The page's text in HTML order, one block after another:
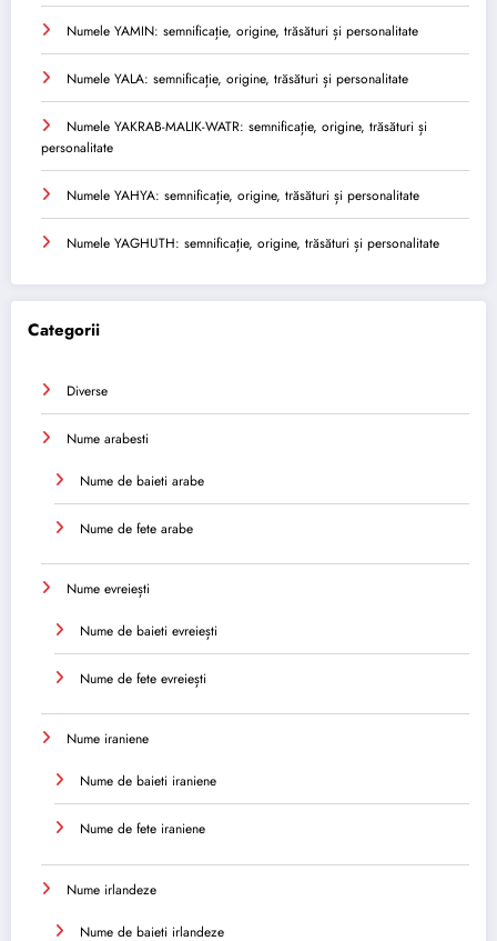
Numele YAMIN: semnificație, origine, trăsături și personalitate
Numele YALA: semnificație, origine, trăsături și personalitate
Numele YAKRAB-MALIK-WATR: semnificație, origine, trăsături și
personalitate
Numele YAHYA: semnificație, origine, trăsături și personalitate
Numele YAGHUTH: semnificație, origine, trăsături și personalitate
Categorii
Diverse
Nume arabesti
Nume de baieti arabe
Nume de fete arabe
Nume evreiești
Nume de baieti evreiești
Nume de fete evreiești
Nume iraniene
Nume de baieti iraniene
Nume de fete iraniene
Nume irlandeze
Nume de baieti irlandeze